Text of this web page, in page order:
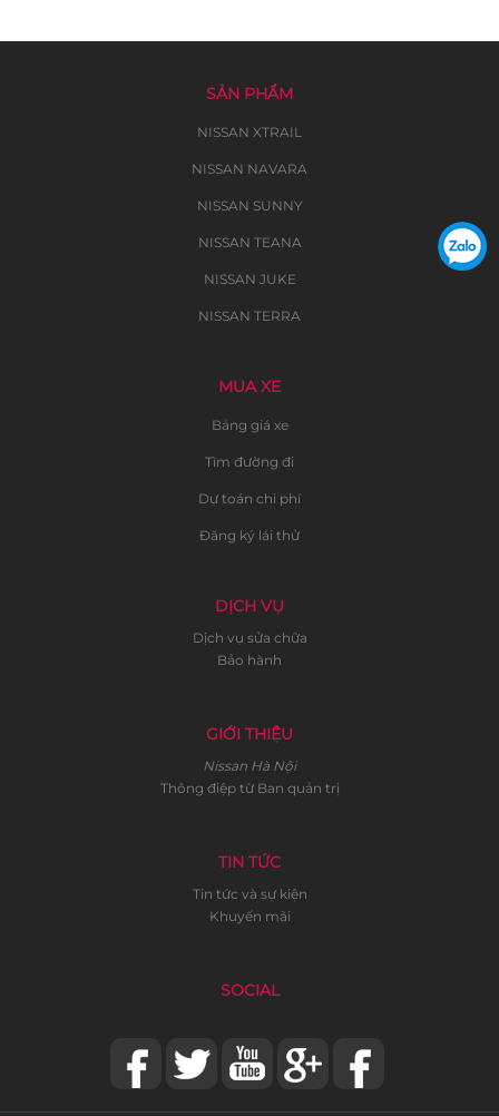
SẢN PHẨM
NISSAN XTRAIL
NISSAN NAVARA
NISSAN SUNNY
NISSAN TEANA
NISSAN JUKE
NISSAN TERRA
MUA XE
Bảng giá xe
Tìm đường đi
Dự toán chi phí
Đăng ký lái thử
DỊCH VỤ
Dịch vụ sửa chữa
Bảo hành
GIỚI THIỆU
Nissan Hà Nội
Thông điệp từ Ban quản trị
TIN TỨC
Tin tức và sự kiện
Khuyến mãi
SOCIAL